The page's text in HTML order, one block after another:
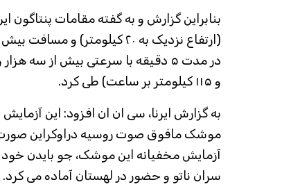
و ۱۱۵ کیلومتر بر ساعت) طی کرد.
به گزارش ایرنا، سی ان ان افزود: این
موشک مافوق صوت روسیه دراوکراین صورت
آزمایش مخفیانه این موشک، جو بایدن خود
سران ناتو و حضور در لهستان آماده می کرد.